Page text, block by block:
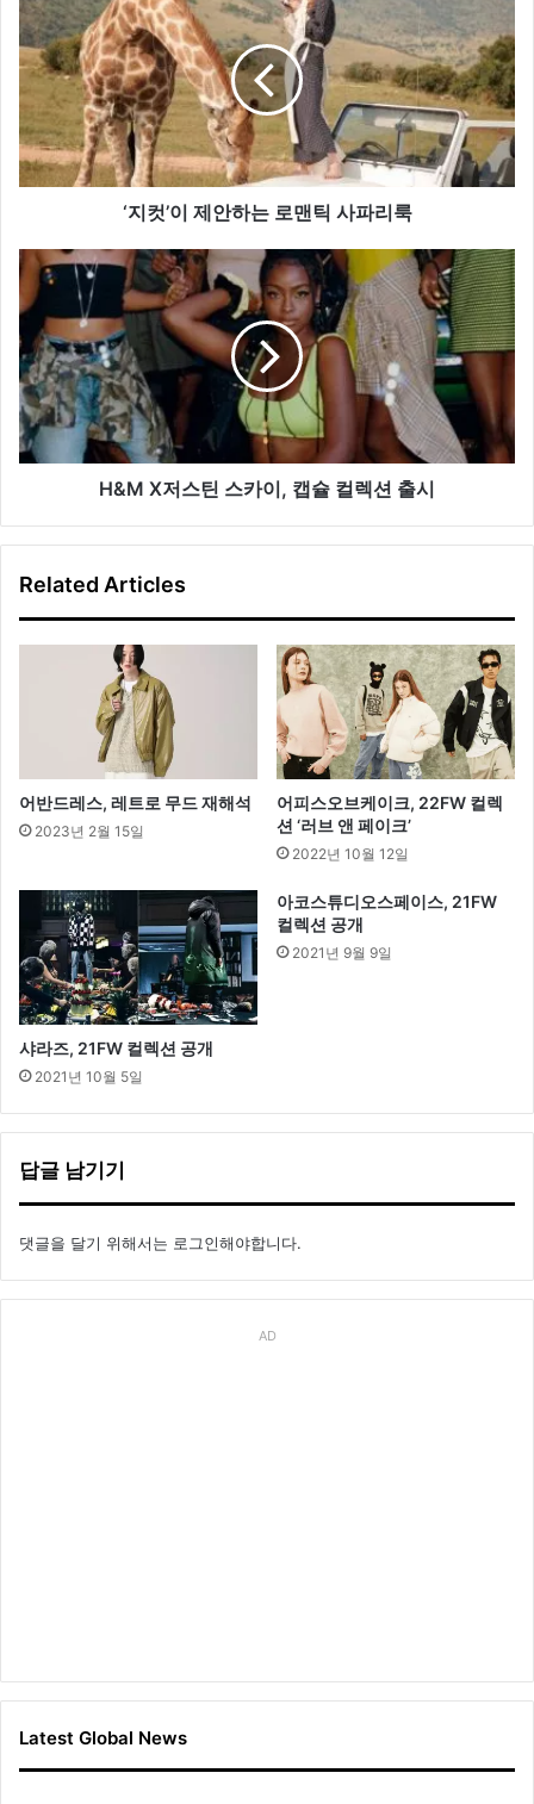
컷’이
제
안
는
로
맨
틱
리
룩
‘지컷’이 제안하는 로맨틱 사파리룩
H&M
X
저
스
틴
스
카
이,
캡
출
H&M X저스틴 스카이, 캡슐 컬렉션 출시
Related Articles
어반드레스, 레트로 무드 재해석
2023년 2월 15일
어피스오브케이크, 22FW 컬렉
션 ‘러브 앤 페이크’
2022년 10월 12일
샤라즈, 21FW 컬렉션 공개
2021년 10월 5일
아코스튜디오스페이스, 21FW
컬렉션 공개
2021년 9월 9일
답글 남기기
댓글을 달기 위해서는 로그인해야합니다.
AD
Latest Global News